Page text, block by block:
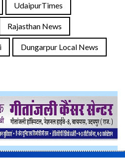
UdaipurTimes
Rajasthan News
Dungarpur Local News